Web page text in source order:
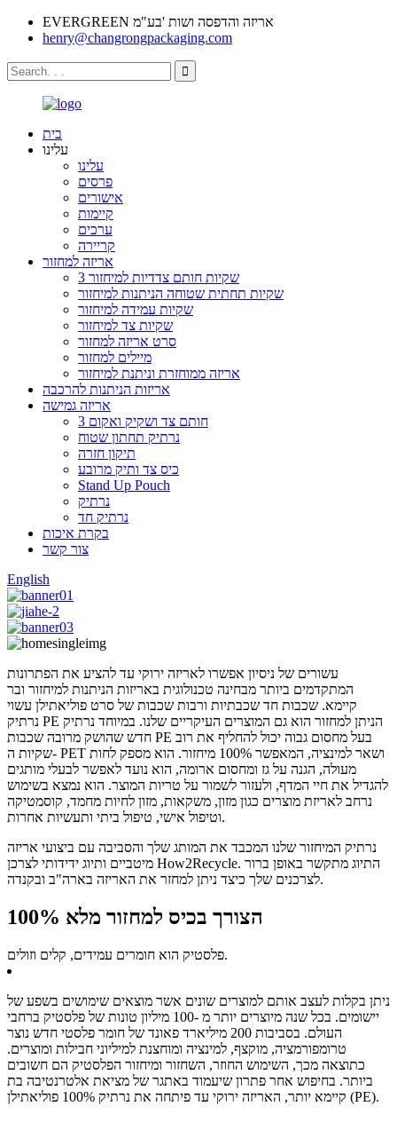
EVERGREEN אריזה והדפסה ושות 'בע"מ
henry@changrongpackaging.com
בית
עלינו
עלינו
פרסים
אישורים
קיימות
ערכים
קריירה
אריזה למחזור
3 שקיות חותם צדדיות למיחזור
שקיות תחתית שטוחה הניתנות למיחזור
שקיות עמידה למיחזור
שקיות צד למיחזור
סרט אריזה למחזור
מיילים למחזור
אריזה ממוחזרת וניתנת למיחזור
אריזות הניתנות להרכבה
אריזה גמישה
3 חותם צד ושקיק ואקום
נרתיק תחתון שטוח
תיקון חזרה
כיס צד ותיק מרובע
Stand Up Pouch
נרתיק
נרתיק חד
בקרת איכות
צור קשר
English
עשורים של ניסיון אפשרו לאריזה ירוקי עד להציע את הפתרונות
המתקדמים ביותר מבחינה טכנולוגית באריזות הניתנות למיחזור ובר
קיימא. שכבות חד שכבתיות ורבות שכבות של סרט פוליאתילן עשוי
נרתיק PE הניתן למחזור הוא גם המוצרים העיקריים שלנו. במיוחד נרתיק
חדש שהושק מרובה שכבות PE בעל מחסום גבוה יכול להחליף את רוב
שקיות ה- PET ושאר למינציה, המאפשר 100% מיחזור. הוא מספק לחות
מעולה, הגנה על גז ומחסום ארומה, הוא נועד לאפשר לבעלי מותגים
להגדיל את חיי המדף, ולעזור לשמור על טריות המוצר. הוא נמצא בשימוש
נרחב לאריזת מוצרים כגון מזון, משקאות, מזון לחיות מחמד, קוסמטיקה
וטיפול אישי, טיפול ביתי ותעשיות אחרות.
נרתיק המיחזור שלנו המכבד את המותג שלך והסביבה עם ביצועי אריזה
מיטביים ותיוג ידידותי לצרכן How2Recycle. התיוג מתקשר באופן ברור
לצרכנים שלך כיצד ניתן למחזר את האריזה בארה"ב ובקנדה.
הצורך בכיס למחזור מלא 100%
פלסטיק הוא חומרים עמידים, קלים וזולים.
ניתן בקלות לעצב אותם למוצרים שונים אשר מוצאים שימושים בשפע של
יישומים. בכל שנה מיוצרים יותר מ -100 מיליון טונות של פלסטיק ברחבי
העולם. בסביבות 200 מיליארד פאונד של חומר פלסטי חדש נוצר
טרומפורמציה, מוקצף, למינציה ומוחצנת למיליוני חבילות ומוצרים.
כתוצאה מכך, השימוש החוזר, השחזור ומיחזור הפלסטיק הם חשובים
ביותר. בחיפוש אחר פתרון שיעמוד באתגר של מציאת אלטרנטיבה בת
קיימא יותר, האריזה ירוקי עד פיתחה את נרתיק 100% פוליאתילן (PE).